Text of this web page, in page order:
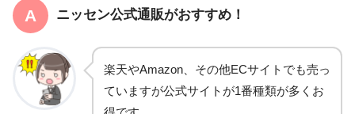
ニッセン公式通販がおすすめ！
楽天やAmazon、その他ECサイトでも売っ
ていますが公式サイトが1番種類が多くお